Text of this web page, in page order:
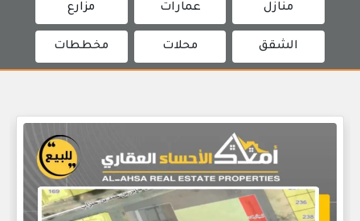
منازل عمارات مزارع
الشقق محلات مخططات